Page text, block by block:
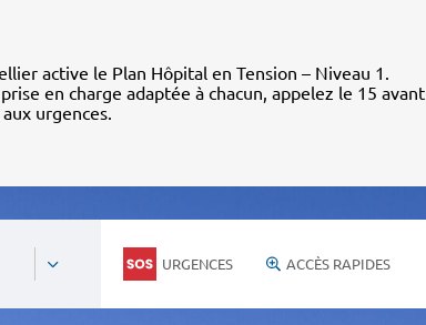
active le Plan Hôpital en Tension – Niveau 1.
en charge adaptée à chacun, appelez le 15 avant
urgences.
URGENCES ACCÈS RAPIDES